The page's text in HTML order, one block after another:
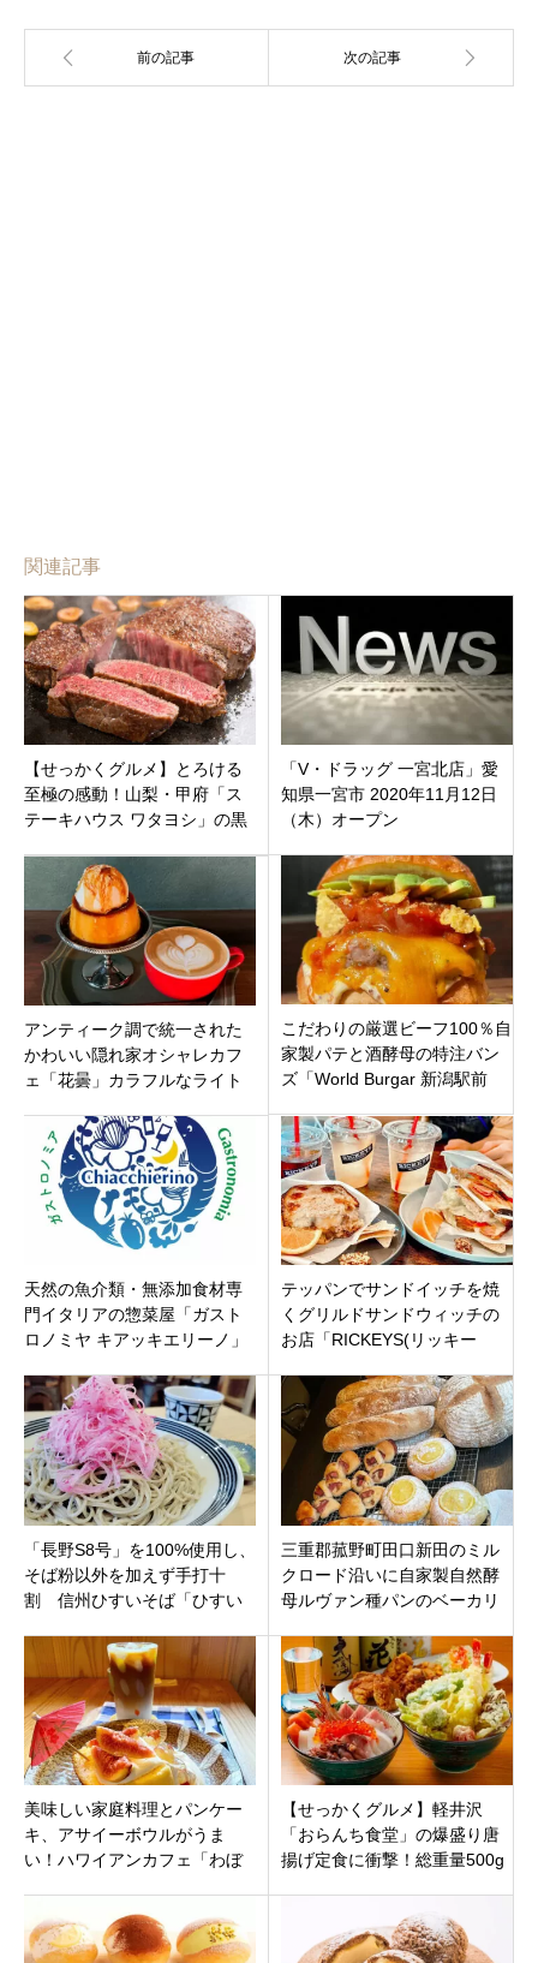
関連記事
【せっかくグルメ】とろける
至極の感動！山梨・甲府「ス
テーキハウス ワタヨシ」の黒
「V・ドラッグ 一宮北店」愛
知県一宮市 2020年11月12日
（木）オープン
アンティーク調で統一された
かわいい隠れ家オシャレカフ
ェ「花曇」カラフルなライト
こだわりの厳選ビーフ100％自
家製パテと酒酵母の特注バン
ズ「World Burgar 新潟駅前
ープン
天然の魚介類・無添加食材専
門イタリアの惣菜屋「ガスト
ロノミヤ キアッキエリーノ」
日（火）オープン
テッパンでサンドイッチを焼
くグリルドサンドウィッチの
お店「RICKEYS(リッキー
鹿市の平田駅近く
「長野S8号」を100%使用し、
そば粉以外を加えず手打十
割 信州ひすいそば「ひすい
南佐久郡佐久穂町
三重郡菰野町田口新田のミル
クロード沿いに自家製自然酵
母ルヴァン種パンのベーカリ
オープン。
美味しい家庭料理とパンケー
キ、アサイーボウルがうま
い！ハワイアンカフェ「わぼ
【せっかくグルメ】軽井沢
「おらんち食堂」の爆盛り唐
揚げ定食に衝撃！総重量500g